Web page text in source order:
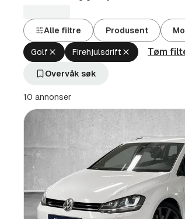
Alle filtre Produsent
Golf Fjern
aktivt
filter
(Modell)
Firehjulsdrift Fjern
aktivt
Tøm
Overvåk søk
10 annonser